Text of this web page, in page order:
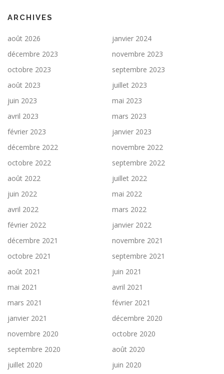
ARCHIVES
août 2026
janvier 2024
décembre 2023
novembre 2023
octobre 2023
septembre 2023
août 2023
juillet 2023
juin 2023
mai 2023
avril 2023
mars 2023
février 2023
janvier 2023
décembre 2022
novembre 2022
octobre 2022
septembre 2022
août 2022
juillet 2022
juin 2022
mai 2022
avril 2022
mars 2022
février 2022
janvier 2022
décembre 2021
novembre 2021
octobre 2021
septembre 2021
août 2021
juin 2021
mai 2021
avril 2021
mars 2021
février 2021
janvier 2021
décembre 2020
novembre 2020
octobre 2020
septembre 2020
août 2020
juillet 2020
juin 2020